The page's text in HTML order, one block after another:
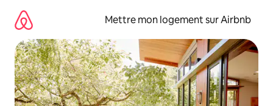
directement
contenu
Mettre mon logement sur Airbnb